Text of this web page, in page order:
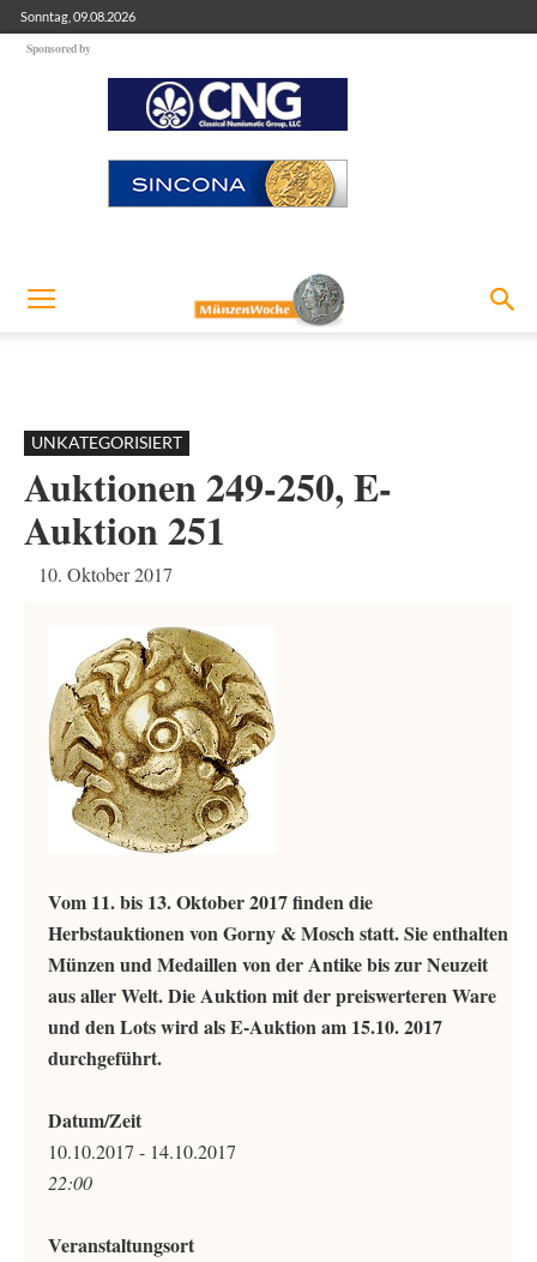
Sonntag, 09.08.2026
Sponsored by
UNKATEGORISIERT
Auktionen 249-250, E-
Auktion 251
10. Oktober 2017
Vom 11. bis 13. Oktober 2017 finden die
Herbstauktionen von Gorny & Mosch statt. Sie enthalten
Münzen und Medaillen von der Antike bis zur Neuzeit
aus aller Welt. Die Auktion mit der preiswerteren Ware
und den Lots wird als E-Auktion am 15.10. 2017
durchgeführt.
Datum/Zeit
10.10.2017 - 14.10.2017
22:00
Veranstaltungsort